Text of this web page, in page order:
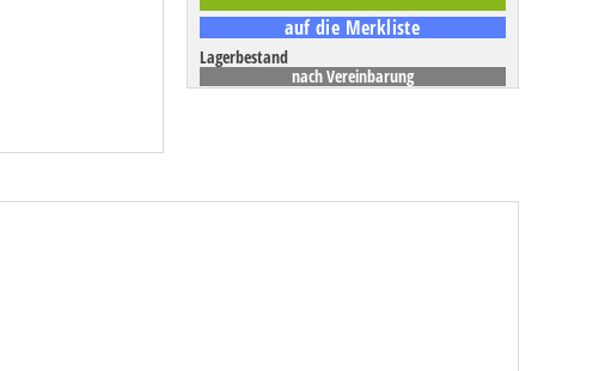
Lagerbestand
nach Vereinbarung